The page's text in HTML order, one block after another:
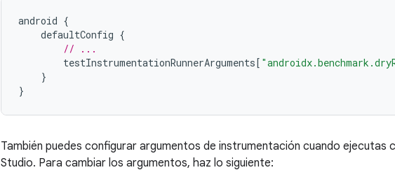
android {
defaultConfig {
// ...
testInstrumentationRunnerArguments[
}
}
También puedes configurar argumentos de instrumentación cuando ejecutas
Studio. Para cambiar los argumentos, haz lo siguiente: